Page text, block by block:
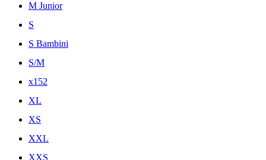
M Junior
S
S Bambini
S/M
x152
XL
XS
XXL
XXS